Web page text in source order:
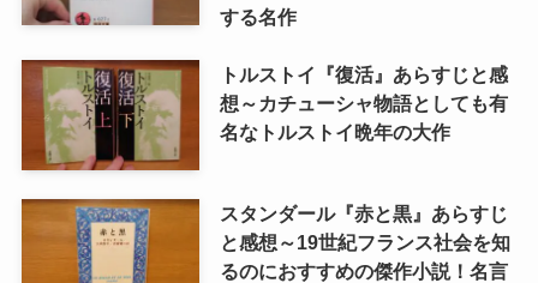
する名作
トルストイ『復活』あらすじと感
想～カチューシャ物語としても有
名なトルストイ晩年の大作
スタンダール『赤と黒』あらすじ
と感想～19世紀フランス社会を知
るのにおすすめの傑作小説！名言